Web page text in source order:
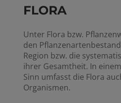
FLORA
Unter Flora bzw.
den
Region bzw. die
ihrer Gesamtheit. In
Sinn umfasst die Flora
Organismen.